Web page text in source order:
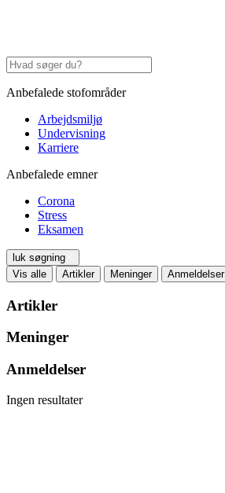
Anbefalede stofområder
Arbejdsmiljø
Undervisning
Karriere
Anbefalede emner
Corona
Stress
Eksamen
luk søgning
Vis alle
Artikler Meninger Anmeldelser
Artikler
Meninger
Anmeldelser
Ingen resultater